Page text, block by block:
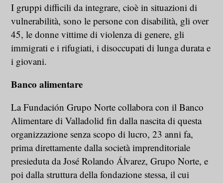
I gruppi difficili da integrare, cioè in situazioni di
vulnerabilità, sono le persone con disabilità, gli over
45, le donne vittime di violenza di genere, gli
immigrati e i rifugiati, i disoccupati di lunga durata e
i giovani.
Banco alimentare
La Fundación Grupo Norte collabora con il Banco
Alimentare di Valladolid fin dalla nascita di questa
organizzazione senza scopo di lucro, 23 anni fa,
prima direttamente dalla società imprenditoriale
presieduta da José Rolando Álvarez, Grupo Norte, e
poi dalla struttura della fondazione stessa, il cui